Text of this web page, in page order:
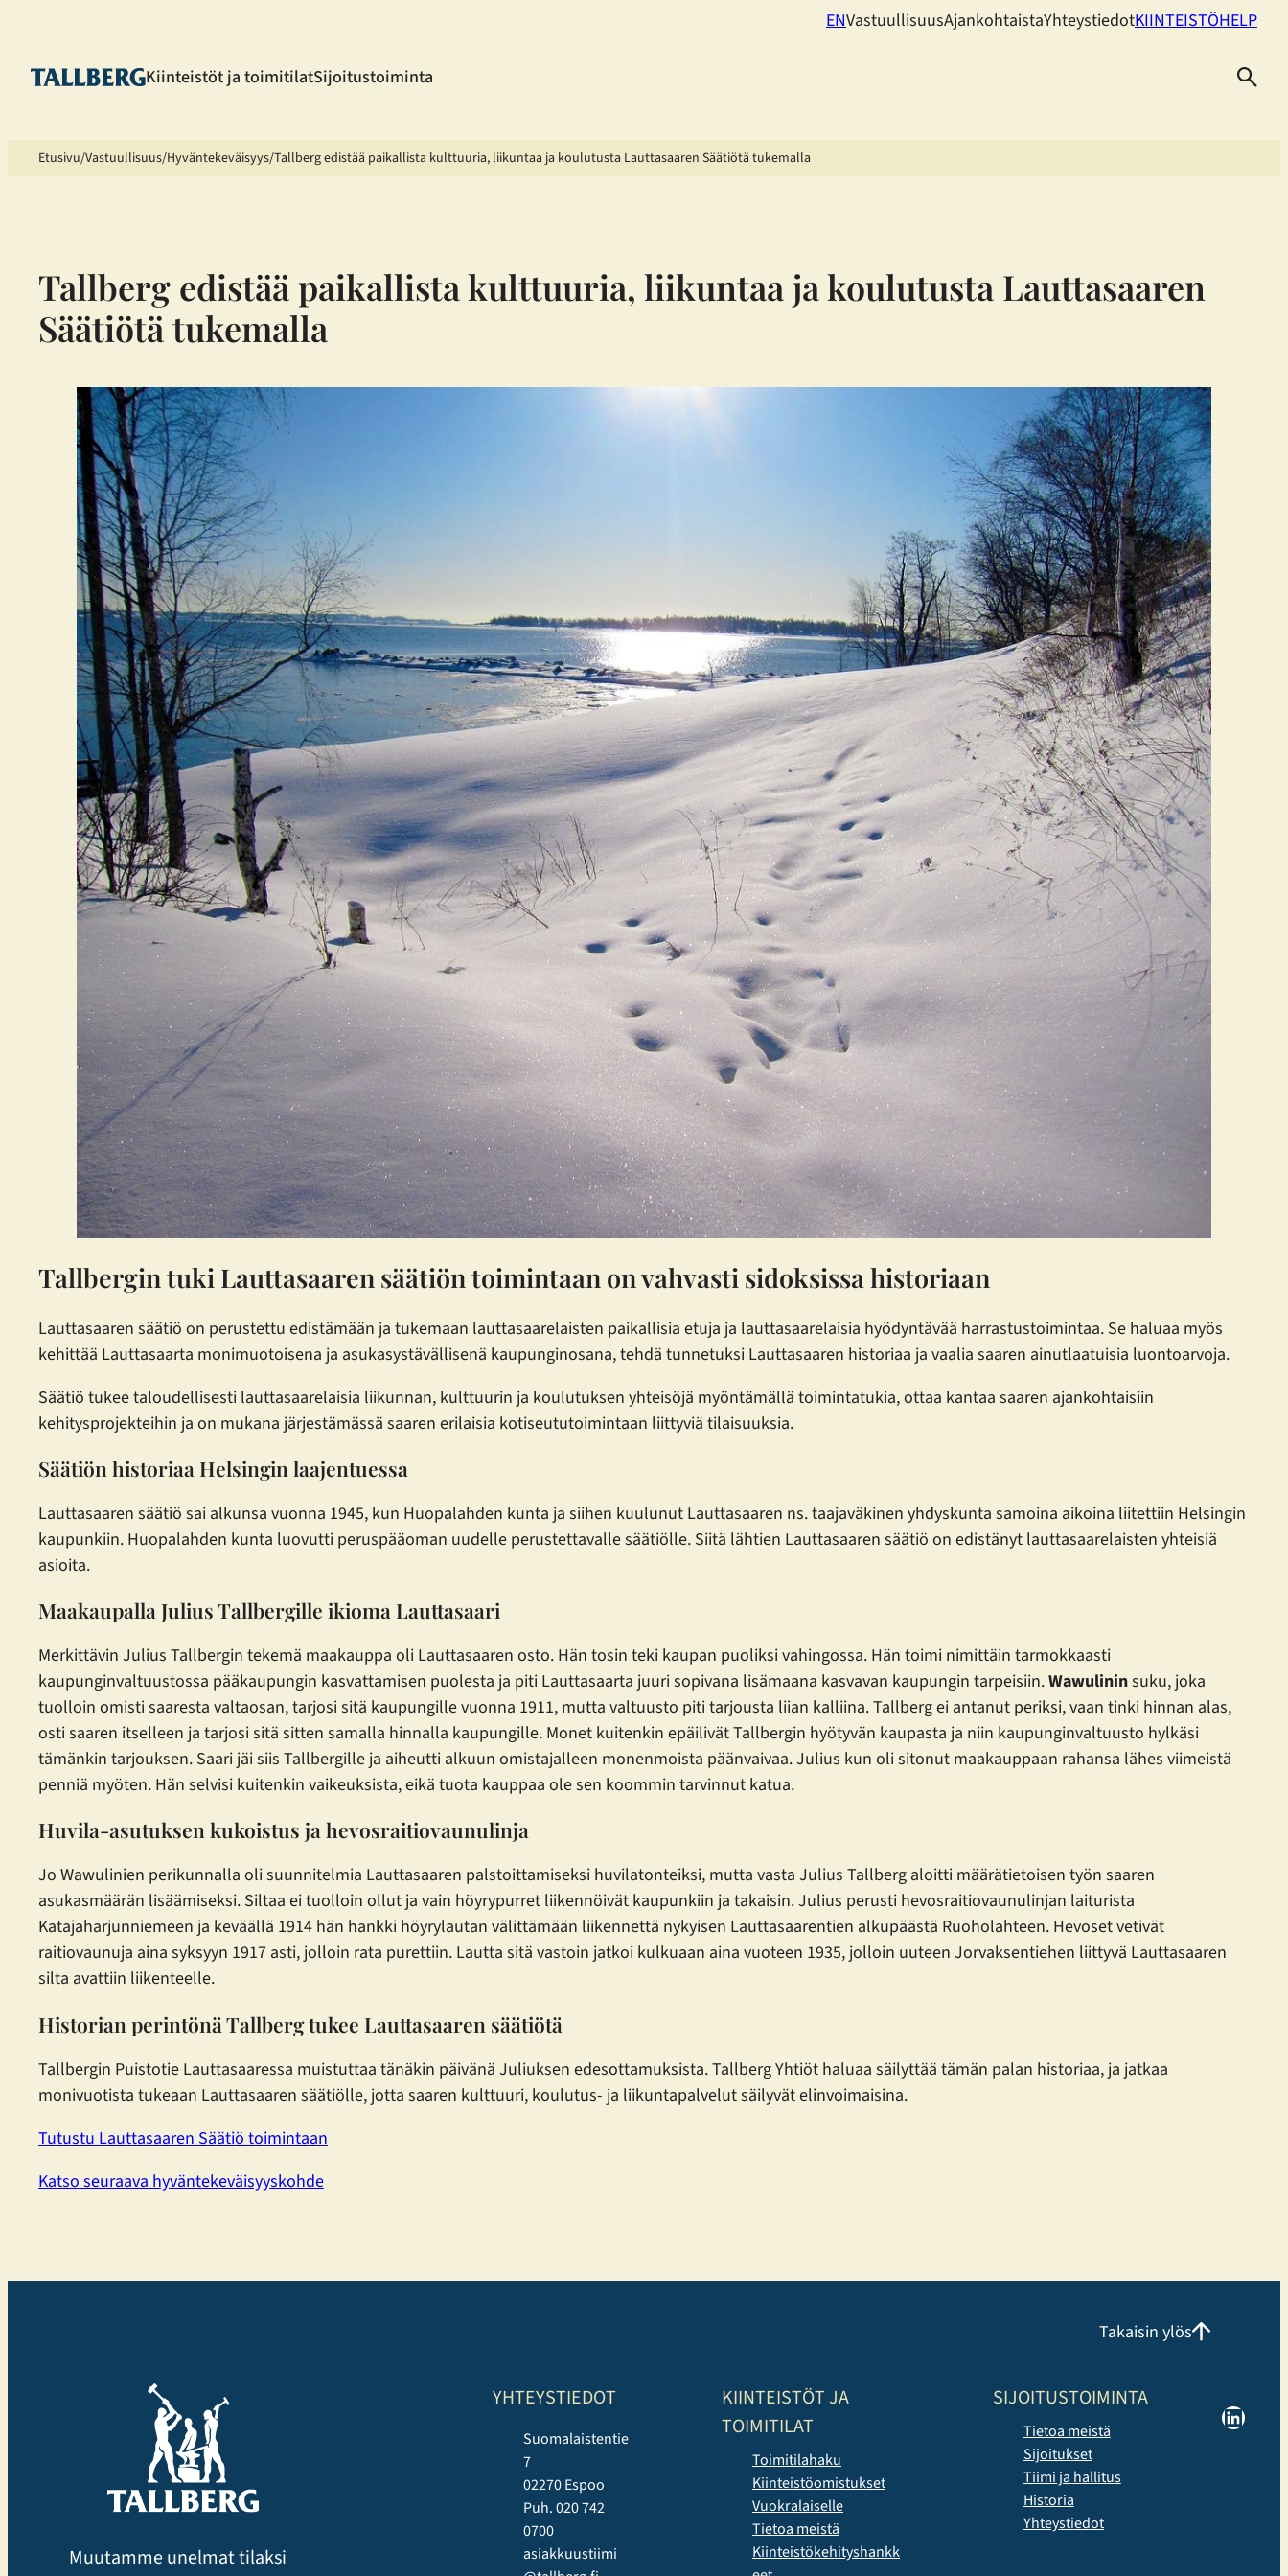
ENVastuullisuusAjankohtaistaYhteystiedotKIINTEISTÖHELP
Kiinteistöt ja toimitilatSijoitustoiminta
Etusivu Vastuullisuus Hyväntekeväisyys Tallberg edistää paikallista kulttuuria, liikuntaa ja koulutusta Lauttasaaren Säätiötä tukemalla
Tallberg edistää paikallista kulttuuria, liikuntaa ja koulutusta Lauttasaaren
Säätiötä tukemalla
Tallbergin tuki Lauttasaaren säätiön toimintaan on vahvasti sidoksissa historiaan
Lauttasaaren säätiö on perustettu edistämään ja tukemaan lauttasaarelaisten paikallisia etuja ja lauttasaarelaisia hyödyntävää harrastustoimintaa. Se haluaa myös
kehittää Lauttasaarta monimuotoisena ja asukasystävällisenä kaupunginosana, tehdä tunnetuksi Lauttasaaren historiaa ja vaalia saaren ainutlaatuisia luontoarvoja.
Säätiö tukee taloudellisesti lauttasaarelaisia liikunnan, kulttuurin ja koulutuksen yhteisöjä myöntämällä toimintatukia, ottaa kantaa saaren ajankohtaisiin
kehitysprojekteihin ja on mukana järjestämässä saaren erilaisia kotiseututoimintaan liittyviä tilaisuuksia.
Säätiön historiaa Helsingin laajentuessa
Lauttasaaren säätiö sai alkunsa vuonna 1945, kun Huopalahden kunta ja siihen kuulunut Lauttasaaren ns. taajaväkinen yhdyskunta samoina aikoina liitettiin Helsingin
kaupunkiin. Huopalahden kunta luovutti peruspääoman uudelle perustettavalle säätiölle. Siitä lähtien Lauttasaaren säätiö on edistänyt lauttasaarelaisten yhteisiä
asioita.
Maakaupalla Julius Tallbergille ikioma Lauttasaari
Merkittävin Julius Tallbergin tekemä maakauppa oli Lauttasaaren osto. Hän tosin teki kaupan puoliksi vahingossa. Hän toimi nimittäin tarmokkaasti
kaupunginvaltuustossa pääkaupungin kasvattamisen puolesta ja piti Lauttasaarta juuri sopivana lisämaana kasvavan kaupungin tarpeisiin.Wawulininsuku, joka
tuolloin omisti saaresta valtaosan, tarjosi sitä kaupungille vuonna 1911, mutta valtuusto piti tarjousta liian kalliina. Tallberg ei antanut periksi, vaan tinki hinnan alas,
osti saaren itselleen ja tarjosi sitä sitten samalla hinnalla kaupungille. Monet kuitenkin epäilivät Tallbergin hyötyvän kaupasta ja niin kaupunginvaltuusto hylkäsi
tämänkin tarjouksen. Saari jäi siis Tallbergille ja aiheutti alkuun omistajalleen monenmoista päänvaivaa. Julius kun oli sitonut maakauppaan rahansa lähes viimeistä
penniä myöten. Hän selvisi kuitenkin vaikeuksista, eikä tuota kauppaa ole sen koommin tarvinnut katua.
Huvila-asutuksen kukoistus ja hevosraitiovaunulinja
Jo Wawulinien perikunnalla oli suunnitelmia Lauttasaaren palstoittamiseksi huvilatonteiksi, mutta vasta Julius Tallberg aloitti määrätietoisen työn saaren
asukasmäärän lisäämiseksi. Siltaa ei tuolloin ollut ja vain höyrypurret liikennöivät kaupunkiin ja takaisin. Julius perusti hevosraitiovaunulinjan laiturista
Katajaharjunniemeen ja keväällä 1914 hän hankki höyrylautan välittämään liikennettä nykyisen Lauttasaarentien alkupäästä Ruoholahteen. Hevoset vetivät
raitiovaunuja aina syksyyn 1917 asti, jolloin rata purettiin. Lautta sitä vastoin jatkoi kulkuaan aina vuoteen 1935, jolloin uuteen Jorvaksentiehen liittyvä Lauttasaaren
silta avattiin liikenteelle.
Historian perintönä Tallberg tukee Lauttasaaren säätiötä
Tallbergin Puistotie Lauttasaaressa muistuttaa tänäkin päivänä Juliuksen edesottamuksista. Tallberg Yhtiöt haluaa säilyttää tämän palan historiaa, ja jatkaa
monivuotista tukeaan Lauttasaaren säätiölle, jotta saaren kulttuuri, koulutus- ja liikuntapalvelut säilyvät elinvoimaisina.
Tutustu Lauttasaaren Säätiö toimintaan
Katso seuraava hyväntekeväisyyskohde
Takaisin ylös
Muutamme unelmat tilaksi
YHTEYSTIEDOT
Suomalaistentie
7
02270 Espoo
Puh. 020 742
0700
asiakkuustiimi
KIINTEISTÖT JA
TOIMITILAT
Toimitilahaku
Kiinteistöomistukset
Vuokralaiselle
Tietoa meistä
Kiinteistökehityshankk
SIJOITUSTOIMINTA
Tietoa meistä
Sijoitukset
Tiimi ja hallitus
Historia
Yhteystiedot
LinkedIn